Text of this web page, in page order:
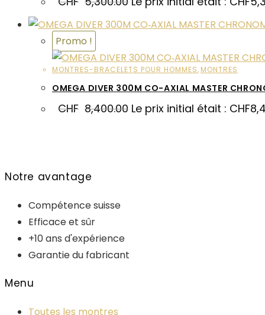
Promo !
MONTRES-BRACELETS POUR HOMMES, MONTRES
OMEGA DIVER 300M CO-AXIAL MASTER
CHF 8,400.00 Le prix initial était :
Notre avantage
Compétence suisse
Efficace et sûr
+10 ans d'expérience
Garantie du fabricant
Menu
Toutes les montres